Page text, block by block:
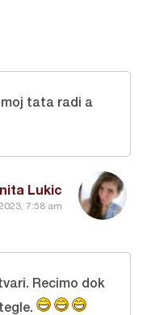
Lukic
7:58 am
tata radi a
Recimo dok